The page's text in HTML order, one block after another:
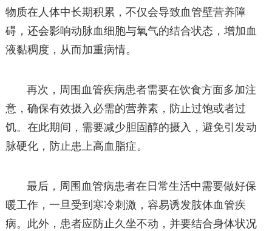
物质在人体中长期积累，不仅会导致血管壁营养障
碍，还会影响动脉血细胞与氧气的结合状态，增加血
液黏稠度，从而加重病情。
再次，周围血管疾病患者需要在饮食方面多加注
意，确保有效摄入必需的营养素，防止过饱或者过
饥。在此期间，需要减少胆固醇的摄入，避免引发动
脉硬化，防止患上高血脂症。
最后，周围血管病患者在日常生活中需要做好保
暖工作，一旦受到寒冷刺激，容易诱发肢体血管疾
病。此外，患者应防止久坐不动，并要结合身体状况